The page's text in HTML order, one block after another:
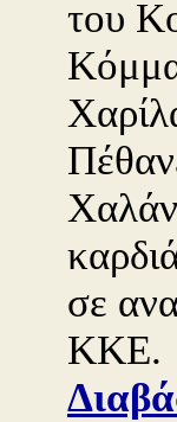
του
σε
ΚΚΕ.